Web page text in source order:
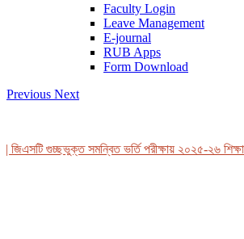
Faculty Login
Leave Management
E-journal
RUB Apps
Form Download
Previous Next
গুচ্ছভুক্ত সমন্বিত ভর্তি পরীক্ষায় ২০২৫-২৬